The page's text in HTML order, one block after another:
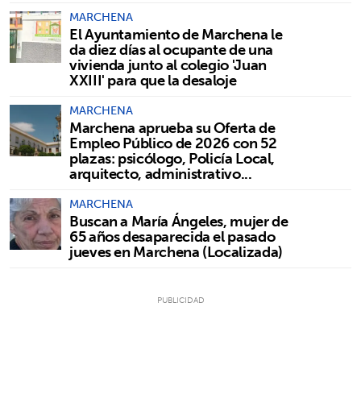
MARCHENA
El Ayuntamiento de Marchena le
da diez días al ocupante de una
vivienda junto al colegio 'Juan
XXIII' para que la desaloje
MARCHENA
Marchena aprueba su Oferta de
Empleo Público de 2026 con 52
plazas: psicólogo, Policía Local,
arquitecto, administrativo...
MARCHENA
Buscan a María Ángeles, mujer de
65 años desaparecida el pasado
jueves en Marchena (Localizada)